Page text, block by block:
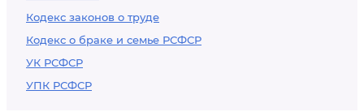
Кодекс законов о труде
Кодекс о браке и семье РСФСР
УК РСФСР
УПК РСФСР